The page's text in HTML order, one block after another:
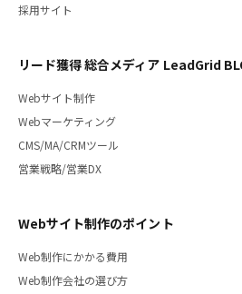
採用サイト
リード獲得 総合メディア LeadGrid
Webサイト制作
Webマーケティング
CMS/MA/CRMツール
営業戦略/営業DX
Webサイト制作のポイント
Web制作にかかる費用
Web制作会社の選び方